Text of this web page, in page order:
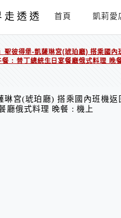
透透 首頁 凱莉愛
聖彼得堡-凱薩琳宮(琥珀廳) 搭乘國內
: 普丁總統生日宴餐廳俄式料理 晚
琳宮(琥珀廳) 搭乘國內班機返
廳俄式料理 晚餐 : 機上